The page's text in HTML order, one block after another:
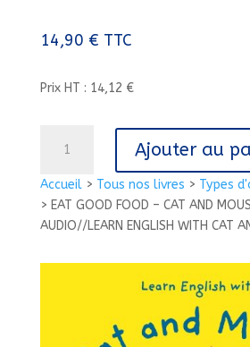
Accueil> Tous nos livres > Types
> EAT GOOD FOOD – CAT AND
AUDIO//LEARN ENGLISH WITH CAT
14,90 € TTC
Prix HT : 14,12 €
EAT
GOOD
FOOD
Ajouter au